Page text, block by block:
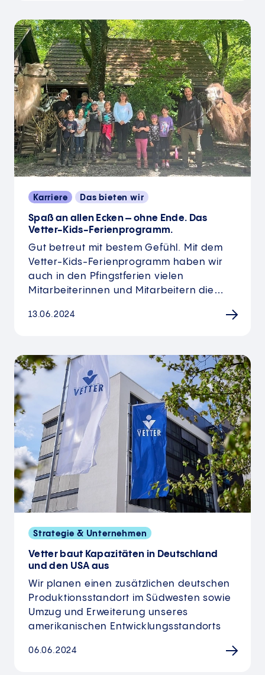
Karriere Das bieten wir
Spaß an allen Ecken – ohne Ende. Das
Vetter-Kids-Ferienprogramm.
Gut betreut mit bestem Gefühl. Mit dem
Vetter-Kids-Ferienprogramm haben wir
auch in den Pfingstferien vielen
Mitarbeiterinnen und Mitarbeitern die…
13.06.2024
Strategie & Unternehmen
Vetter baut Kapazitäten in Deutschland
und den USA aus
Wir planen einen zusätzlichen deutschen
Produktionsstandort im Südwesten sowie
Umzug und Erweiterung unseres
amerikanischen Entwicklungsstandorts
06.06.2024